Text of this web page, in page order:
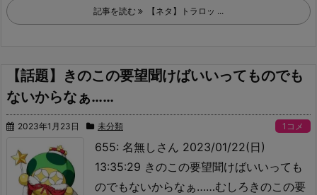
記事を読む 【ネタ】トラロッ ...
【話題】きのこの要望聞けばいいってものでも
ないからなぁ……
2023年1月23日 未分類 1コメ
655: 名無しさん 2023/01/22(日)
13:35:29 きのこの要望聞けばいいっても
のでもないからなぁ……むしろきのこの要